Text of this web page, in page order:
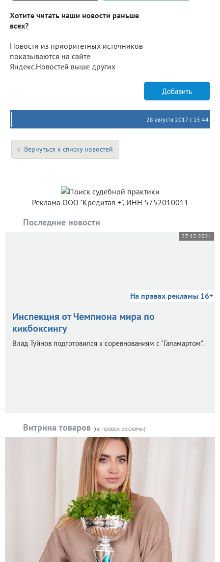
Хотите читать наши новости раньше
всех?
Новости из приоритетных источников
показываются на сайте
Яндекс.Новостей выше других
Добавить
28 августа 2017 г. 15:44
Вернуться к списку новостей
Реклама ООО "Кредитал +", ИНН 5752010011
Последние новости
27.12.2021
На правах рекламы 16+
Инспекция от Чемпиона мира по
кикбоксингу
Влад Туйнов подготовился к соревнованиям с "Галамартом".
Витрина товаров (на правах рекламы)